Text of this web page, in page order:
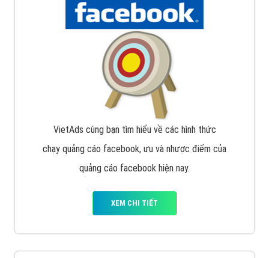
VietAds cùng bạn tìm hiểu về các hình thức
chạy quảng cáo facebook, ưu và nhược điểm của
quảng cáo facebook hiện nay.
XEM CHI TIẾT